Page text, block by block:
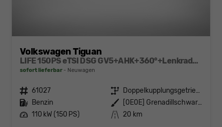
Volkswagen Tiguan
LIFE 150PS eTSI DSG GV5+AHK+360°+Lenkradheiz+IQ.Drive+ACC+App+eHeck+LED
sofort lieferbar Neuwagen
Fahrzeugnr. 61027 Getriebe
Doppelkupplungsgetriebe (DSG)
Kraftstoff Benzin Außenfarbe
[0E0E] Grenadillschwarz Metallic
Leistung 110 kW (150 PS) Kilometerstand 20 km